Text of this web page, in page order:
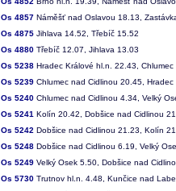
Os 4857 Náměšť nad Oslavou 18.13,
Os 4875 Jihlava 14.52, Třebíč 15.52
Os 4880 Třebíč 12.07, Jihlava 13.03
Os 5238 Hradec Králové hl.n. 22.43,
Os 5239 Chlumec nad Cidlinou 20.45,
Os 5240 Chlumec nad Cidlinou 4.34, Velký
Os 5241 Kolín 20.42, Dobšice nad Cidlinou
Os 5242 Dobšice nad Cidlinou 21.23, Kolín
Os 5248 Dobšice nad Cidlinou 6.19, Velký
Os 5249 Velký Osek 5.50, Dobšice nad
Os 5730 Trutnov hl.n. 4.48, Kunčice nad